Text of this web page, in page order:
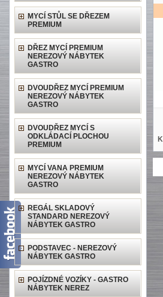
MYCÍ STŮL SE DŘEZEM
PREMIUM
DŘEZ MYCÍ PREMIUM
NEREZOVÝ NÁBYTEK
GASTRO
DVOUDŘEZ MYCÍ PREMIUM
NEREZOVÝ NÁBYTEK
GASTRO
DVOUDŘEZ MYCÍ S
ODKLÁDACÍ PLOCHOU
PREMIUM
MYCÍ VANA PREMIUM
NEREZOVÝ NÁBYTEK
GASTRO
REGÁL SKLADOVÝ
STANDARD NEREZOVÝ
NÁBYTEK GASTRO
PODSTAVEC - NEREZOVÝ
NÁBYTEK GASTRO
POJÍZDNÉ VOZÍKY - GASTRO
NÁBYTEK NEREZ